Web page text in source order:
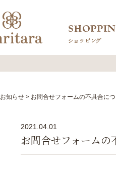
お知らせ お問合せフォームの不具合に
2021.04.01
お問合せフォームの